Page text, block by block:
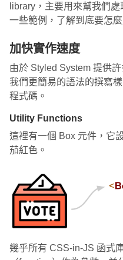
library，主要用來幫我們
一些範例，了解到底要怎
加快實作速度
由於 Styled System 提供
我們更簡易的語法的撰寫
程式碼。
Utility Functions
這裡有一個 Box 元件，它
茄紅色。
幾乎所有 CSS-in-JS 函式